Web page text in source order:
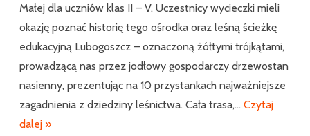
Małej dla uczniów klas II – V. Uczestnicy wycieczki mieli
okazję poznać historię tego ośrodka oraz leśną ścieżkę
edukacyjną Lubogoszcz – oznaczoną żółtymi trójkątami,
prowadzącą nas przez jodłowy gospodarczy drzewostan
nasienny, prezentując na 10 przystankach najważniejsze
zagadnienia z dziedziny leśnictwa. Cała trasa,… Czytaj
dalej »